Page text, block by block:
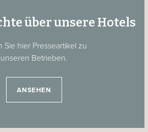
über unsere Hotels
Sie hier Presseartikel zu
unseren Betrieben.
ANSEHEN